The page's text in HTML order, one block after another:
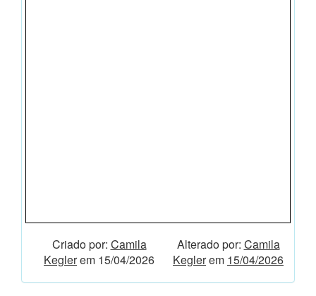
Criado por: Camila
Keglerem 15/04/2026
Alterado por: Camila
Keglerem 15/04/2026